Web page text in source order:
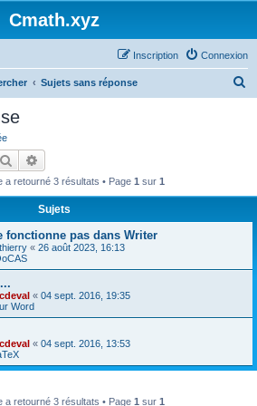
Cmath.xyz
Connexion
Inscription
Sujets sans réponse
Rechercher
a retourné 3 résultats • Page 1 sur 1
Sujets
fonctionne pas dans Writer
thierry « 26 août 2023, 16:13
cdeval « 04 sept. 2016, 19:35
Word
cdeval « 04 sept. 2016, 13:53
a retourné 3 résultats • Page 1 sur 1